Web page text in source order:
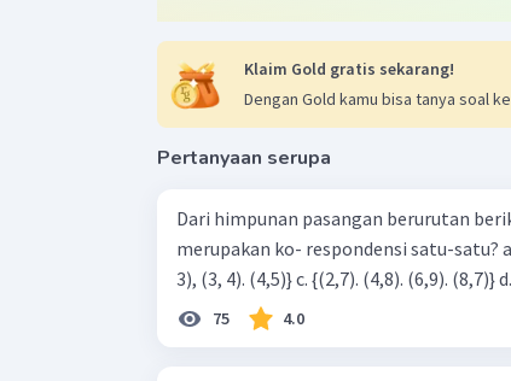
Klaim Gold gratis sekarang!
Dengan Gold kamu bisa tanya soal
Pertanyaan serupa
Dari himpunan pasangan berurutan
merupakan ko- respondensi satu-satu? a. {(1, 1), (2, 2), (3, 3), (4,4)} b. {(1, 2), (2,
3),
75 4.0